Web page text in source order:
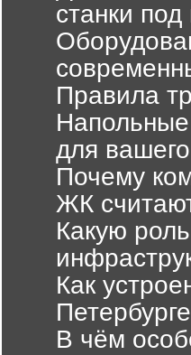
станки
Правила
для
Почему
ЖК
Какую
Как
Петербурге
В чём